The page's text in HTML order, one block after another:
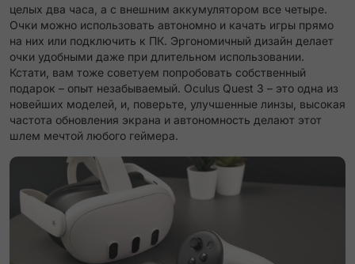
целых два часа, а с внешним аккумулятором все четыре.
Очки можно использовать автономно и качать игры прямо
на них или подключить к ПК. Эргономичный дизайн делает
очки удобными даже при длительном использовании.
Кстати, вам тоже советуем попробовать собственный
подарок – опыт незабываемый. Oculus Quest 3 – это одна из
новейших моделей, и, поверьте, улучшенные линзы, высокая
частота обновления экрана и автономность делают этот
шлем мечтой любого геймера.